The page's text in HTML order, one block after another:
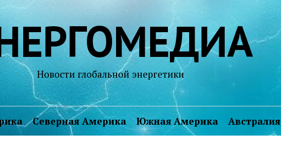
Новости глобальной энергетики
Северная Америка Южная Америка Австралия